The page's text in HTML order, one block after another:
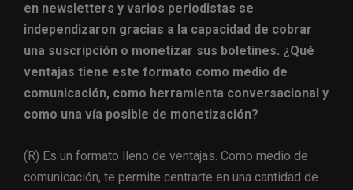
en newsletters y varios periodistas se
independizaron gracias a la capacidad de cobrar
una suscripción o monetizar sus boletines. ¿Qué
ventajas tiene este formato como medio de
comunicación, como herramienta conversacional y
como una vía posible de monetización?
(R) Es un formato lleno de ventajas. Como medio de
comunicación, te permite centrarte en una cantidad de